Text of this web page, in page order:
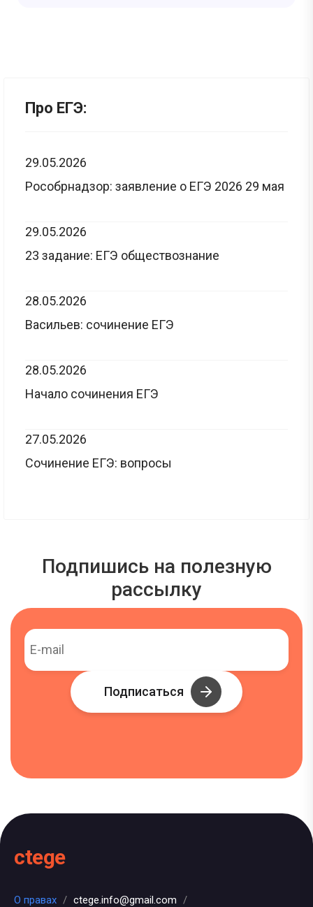
Про ЕГЭ:
29.05.2026
Рособрнадзор: заявление о ЕГЭ 2026 29 мая
29.05.2026
23 задание: ЕГЭ обществознание
28.05.2026
Васильев: сочинение ЕГЭ
28.05.2026
Начало сочинения ЕГЭ
27.05.2026
Сочинение ЕГЭ: вопросы
Подпишись на полезную
рассылку
Подписаться
ctege
О правах / ctege.info@gmail.com /